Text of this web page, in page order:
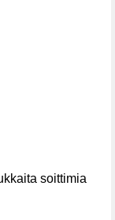
soittimia